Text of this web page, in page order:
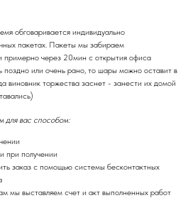
обговаривается индивидуально
пакетах. Пакеты мы забираем
через 20мин с открытия офиса
поздно или очень рано, то шары можно оставит в
виновник торжества заснет - занести их домой
для вас способом:
при получении
заказ с помощью системы бесконтактных
мы выставляем счет и акт выполненных работ